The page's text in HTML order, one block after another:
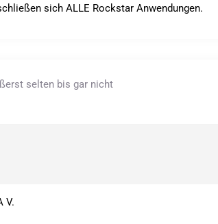
sich ALLE Rockstar Anwendungen.
selten bis gar nicht
V.